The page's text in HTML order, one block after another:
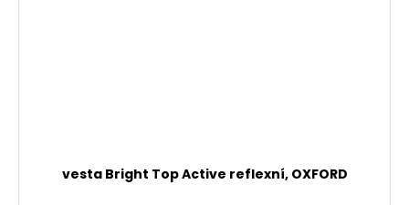
vesta Bright Top Active reflexní, OXFORD